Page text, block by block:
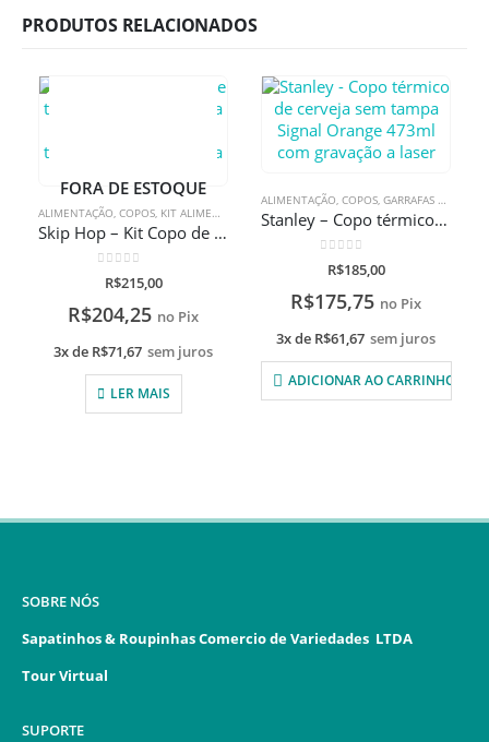
PRODUTOS RELACIONADOS
FORA DE ESTOQUE
ALIMENTAÇÃO, COPOS, KIT ALIMENTAÇÃO KIT ALIMENTAÇÃO LINHA SKIP HOP
Skip Hop – Kit Copo de treinamento zoo abelha 266ml + prato de treinamento zoo abelha com gravação a laser
de 5
R$215,00
R$204,25 no Pix
3x de R$71,67 sem juros
LER MAIS
ALIMENTAÇÃO, COPOS, GARRAFAS TÉRMICAS
Stanley – Copo térmico de cerveja sem tampa Signal Orange 473ml com gravação a laser
de 5
R$185,00
R$175,75 no Pix
3x de R$61,67 sem juros
ADICIONAR AO CARRINHO
SOBRE NÓS
Sapatinhos & Roupinhas Comercio de Variedades LTDA
Tour Virtual
SUPORTE